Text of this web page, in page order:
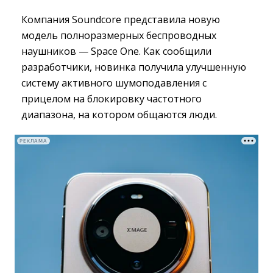
Компания Soundcore представила новую
модель полноразмерных беспроводных
наушников — Space One. Как сообщили
разработчики, новинка получила улучшенную
систему активного шумоподавления с
прицелом на блокировку частотного
диапазона, на котором общаются люди.
РЕКЛАМА